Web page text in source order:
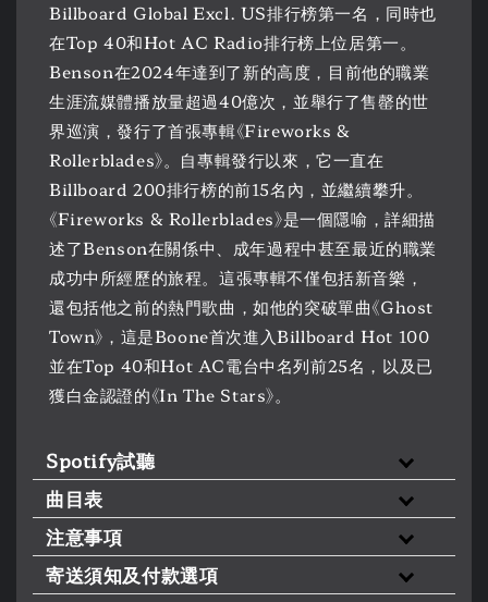
Billboard Global Excl. US排行榜第一名，同時也
在Top 40和Hot AC Radio排行榜上位居第一。
Benson在2024年達到了新的高度，目前他的職業
生涯流媒體播放量超過40億次，並舉行了售罄的世
界巡演，發行了首張專輯《Fireworks &
Rollerblades》。自專輯發行以來，它一直在
Billboard 200排行榜的前15名內，並繼續攀升。
《Fireworks & Rollerblades》是一個隱喻，詳細描
述了Benson在關係中、成年過程中甚至最近的職業
成功中所經歷的旅程。這張專輯不僅包括新音樂，
還包括他之前的熱門歌曲，如他的突破單曲《Ghost
Town》，這是Boone首次進入Billboard Hot 100
並在Top 40和Hot AC電台中名列前25名，以及已
獲白金認證的《In The Stars》。
Spotify試聽
曲目表
注意事項
寄送須知及付款選項